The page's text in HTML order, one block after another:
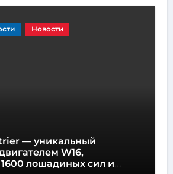
Новости
— уникальный
W16,
лошадиных сил и